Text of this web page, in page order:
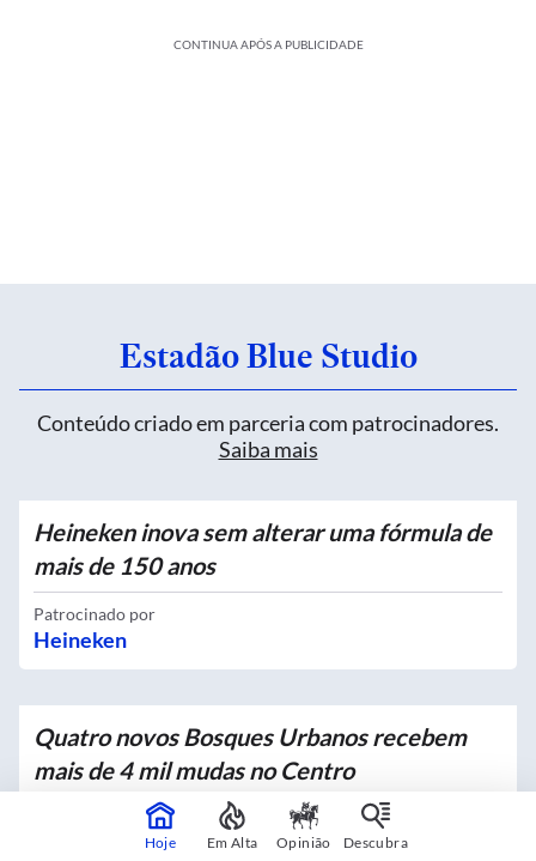
CONTINUA APÓS A PUBLICIDADE
Estadão Blue Studio
Conteúdo criado em parceria com patrocinadores.
Saiba mais
Heineken inova sem alterar uma fórmula de
mais de 150 anos
Patrocinado por
Heineken
Quatro novos Bosques Urbanos recebem
mais de 4 mil mudas no Centro
Em parceria com
Prefeitura de São Paulo
Hoje Em Alta Opinião Descubra